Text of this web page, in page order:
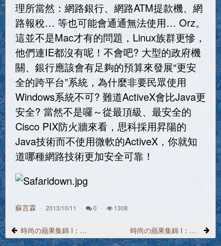
理所當然：網路銀行、網路ATM提款機、網
路報稅… 等也可能會通通無法使用… Orz。
這並不是Mac才有的問題，Linux族群更慘，
他們連IE都沒有呢！不會吧? 大型的政府機
關、銀行應該會有足夠的預算來發展“更安
全的跨平台”系統，為什麼非要民眾使用
Windows系統不可? 難道ActiveX會比Java更
安全? 當然不是囉～從最頂級、最安全的
Cisco PIX防火牆來看，思科採用昇陽的
Java技術而不使用微軟的ActiveX，你就知
道哪種網路技術更加安全可靠！
蘇言霖 2013/10/11 0 1308
時尚の蘋果集錦 I：第09話 改裝你的網路探險車 Safari 2.0cc - 1 時尚の蘋果集錦 I：第10話 老虎專屬的 Dashboard 蘋果儀表板 - 1